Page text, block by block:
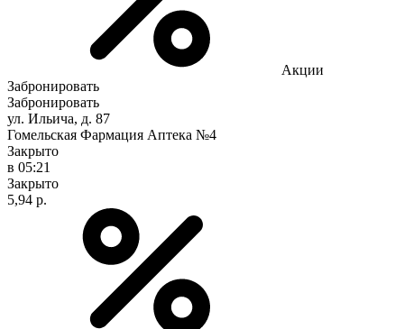
Акции
Забронировать
Забронировать
ул. Ильича, д. 87
Гомельская Фармация Аптека №4
Закрыто
в 05:21
Закрыто
5,94 р.